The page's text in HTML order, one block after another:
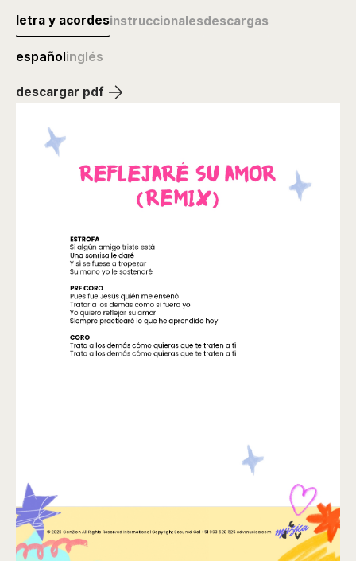
letra y acordesinstruccionalesdescargas
españolinglés
descargar pdf